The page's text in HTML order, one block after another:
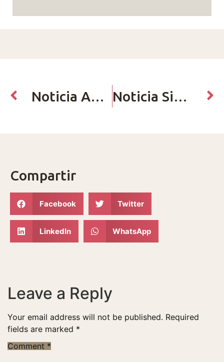
Noticia Anterior Noticia Siguiente
Compartir
Facebook Twitter
LinkedIn WhatsApp
Leave a Reply
Your email address will not be published. Required
fields are marked *
Comment *